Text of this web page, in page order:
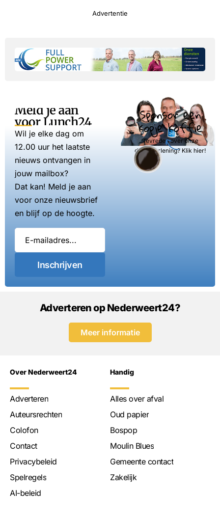
Advertentie
Meld je aan
voor Lunch24
Wil je elke dag om
12.00 uur het laatste
nieuws ontvangen in
jouw mailbox?
Dat kan! Meld je aan
voor onze nieuwsbrief
en blijf op de hoogte.
Inschrijven
Sponsor een
kopje koffie
Tevreden over onze
dienstverlening? Klik hier!
Adverteren op Nederweert24?
Meer informatie
Over Nederweert24
Adverteren
Auteursrechten
Colofon
Contact
Privacybeleid
Spelregels
AI-beleid
Handig
Alles over afval
Oud papier
Bospop
Moulin Blues
Gemeente contact
Zakelijk